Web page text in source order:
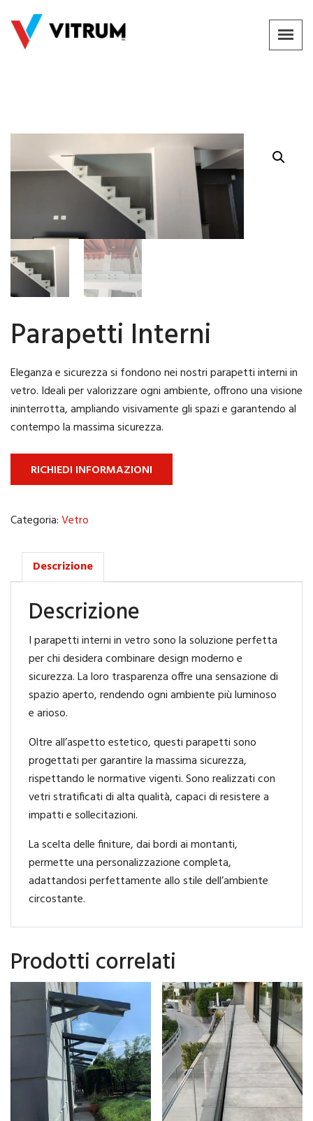
Parapetti Interni
Eleganza e sicurezza si fondono nei nostri parapetti interni in
vetro. Ideali per valorizzare ogni ambiente, offrono una visione
ininterrotta, ampliando visivamente gli spazi e garantendo al
contempo la massima sicurezza.
RICHIEDI INFORMAZIONI
Categoria:Vetro
Descrizione
Descrizione
I parapetti interni in vetro sono la soluzione perfetta
per chi desidera combinare design moderno e
sicurezza. La loro trasparenza offre una sensazione di
spazio aperto, rendendo ogni ambiente più luminoso
e arioso.
Oltre all’aspetto estetico, questi parapetti sono
progettati per garantire la massima sicurezza,
rispettando le normative vigenti. Sono realizzati con
vetri stratificati di alta qualità, capaci di resistere a
impatti e sollecitazioni.
La scelta delle finiture, dai bordi ai montanti,
permette una personalizzazione completa,
adattandosi perfettamente allo stile dell’ambiente
circostante.
Prodotti correlati